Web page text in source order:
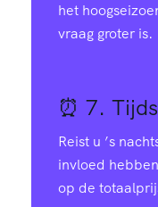
het
vraag groter is.
⏰ 7.
Reist u ’s
invloed
op de